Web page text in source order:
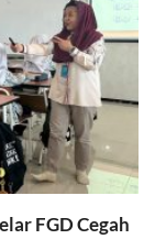
FGD Cegah